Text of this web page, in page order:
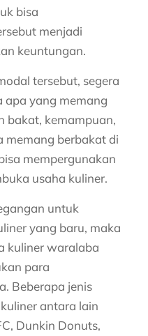
bisa
menjadi
keuntungan.
tersebut, segera
apa yang memang
bakat, kemampuan,
memang berbakat di
mempergunakan
usaha kuliner.
untuk
yang baru, maka
kuliner waralaba
para
Beberapa jenis
antara lain
Dunkin Donuts,